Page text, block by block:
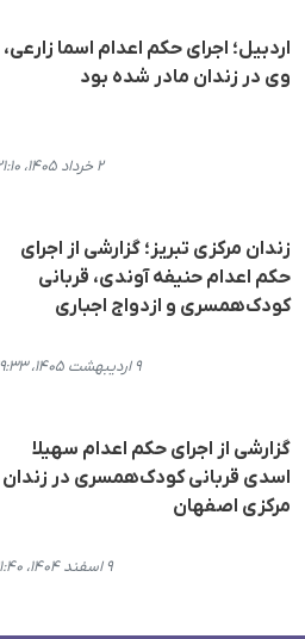
اردبیل؛ اجرای حکم اعدام اسما زارعی،
وی در زندان مادر شده بود
۲ خرداد ۱۴۰۵، ۲۱:۱۰
زندان مرکزی تبریز؛ گزارشی از اجرای
حکم اعدام حنیفه آوندی، قربانی
کودک‌همسری و ازدواج اجباری
۹ اردیبهشت ۱۴۰۵، ۱۹:۳۳
گزارشی از اجرای حکم اعدام سهیلا
اسدی قربانی کودک‌همسری در زندان
مرکزی اصفهان
۹ اسفند ۱۴۰۴، ۱۱:۴۰